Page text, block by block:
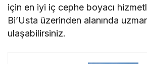
için en iyi iç cephe boyacı
Bi’Usta üzerinden alanında
ulaşabilirsiniz.